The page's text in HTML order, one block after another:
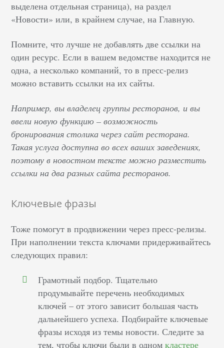
выделена отдельная страница), на раздел
«Новости» или, в крайнем случае, на Главную.
Помните, что лучше не добавлять две ссылки на
один ресурс. Если в вашем ведомстве находится не
одна, а несколько компаний, то в пресс-релиз
можно вставить ссылки на их сайты.
Например, вы владелец группы ресторанов, и вы
ввели новую функцию – возможность
бронирования столика через сайт ресторана.
Такая услуга доступна во всех ваших заведениях,
поэтому в новостном тексте можно разместить
ссылки на два разных сайта ресторанов.
Ключевые фразы
Тоже помогут в продвижении через пресс-релизы.
При наполнении текста ключами придерживайтесь
следующих правил:
Грамотный подбор. Тщательно
продумывайте перечень необходимых
ключей – от этого зависит большая часть
дальнейшего успеха. Подбирайте ключевые
фразы исходя из темы новости. Следите за
тем, чтобы ключи были в одномкластере